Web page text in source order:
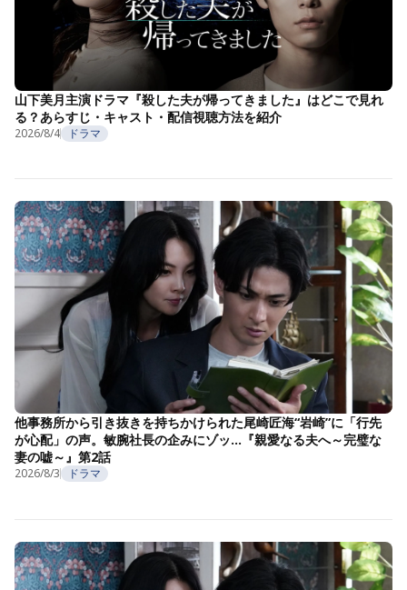
山下美月主演ドラマ『殺した夫が帰ってきました』はどこで見れ
る？あらすじ・キャスト・配信視聴方法を紹介
2026/8/4 ドラマ
他事務所から引き抜きを持ちかけられた尾崎匠海“岩崎”に「行先
が心配」の声。敏腕社長の企みにゾッ…『親愛なる夫へ～完璧な
妻の嘘～』第2話
2026/8/3 ドラマ